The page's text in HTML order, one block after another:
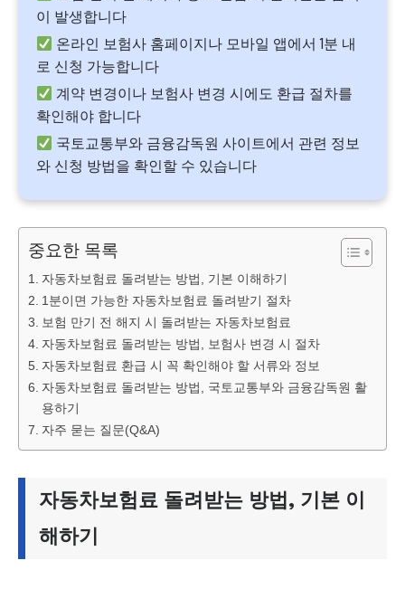
이 발생합니다
온라인 보험사 홈페이지나 모바일 앱에서 1분 내
로 신청 가능합니다
계약 변경이나 보험사 변경 시에도 환급 절차를
확인해야 합니다
국토교통부와 금융감독원 사이트에서 관련 정보
와 신청 방법을 확인할 수 있습니다
중요한 목록
자동차보험료 돌려받는 방법, 기본 이해하기
1분이면 가능한 자동차보험료 돌려받기 절차
보험 만기 전 해지 시 돌려받는 자동차보험료
자동차보험료 돌려받는 방법, 보험사 변경 시 절차
자동차보험료 환급 시 꼭 확인해야 할 서류와 정보
자동차보험료 돌려받는 방법, 국토교통부와 금융감독원 활
용하기
자주 묻는 질문(Q&A)
자동차보험료 돌려받는 방법, 기본 이
해하기